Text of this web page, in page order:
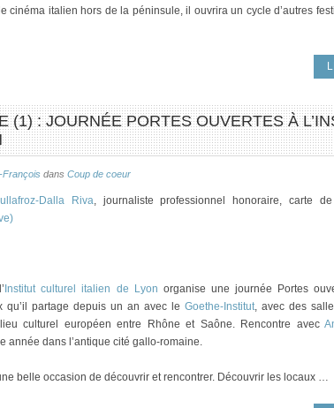
cinéma italien hors de la péninsule, il ouvrira un cycle d’autres
(1) : JOURNÉE PORTES OUVERTES À
François dans Coup de coeur
Dalla Riva, journaliste professionnel honoraire, carte
Institut culturel italien de Lyon organise une journée Portes
qu’il partage depuis un an avec le Goethe-Institut, avec des
culturel européen entre Rhône et Saône. Rencontre avec
année dans l’antique cité gallo-romaine.
belle occasion de découvrir et rencontrer. Découvrir les locaux …